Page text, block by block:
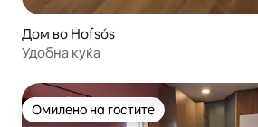
Дом во Hofsós
Удобна куќа
Омилено на гостите
Омилено на гостите